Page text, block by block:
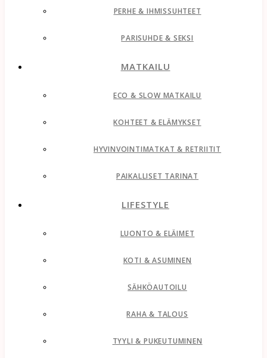
PERHE & IHMISSUHTEET
PARISUHDE & SEKSI
MATKAILU
ECO & SLOW MATKAILU
KOHTEET & ELÄMYKSET
HYVINVOINTIMATKAT & RETRIITIT
PAIKALLISET TARINAT
LIFESTYLE
LUONTO & ELÄIMET
KOTI & ASUMINEN
SÄHKÖAUTOILU
RAHA & TALOUS
TYYLI & PUKEUTUMINEN